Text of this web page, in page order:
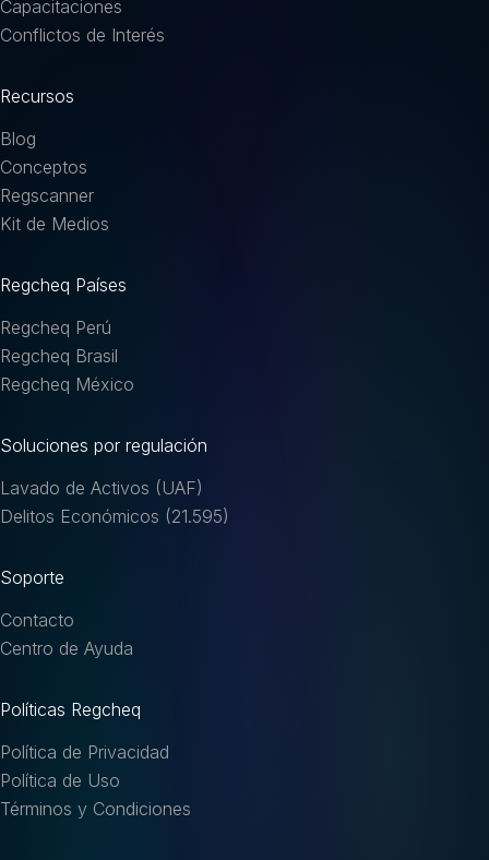
Capacitaciones
Conflictos de Interés
Recursos
Blog
Conceptos
Regscanner
Kit de Medios
Regcheq Países
Regcheq Perú
Regcheq Brasil
Regcheq México
Soluciones por regulación
Lavado de Activos (UAF)
Delitos Económicos (21.595)
Soporte
Contacto
Centro de Ayuda
Políticas Regcheq
Política de Privacidad
Política de Uso
Términos y Condiciones